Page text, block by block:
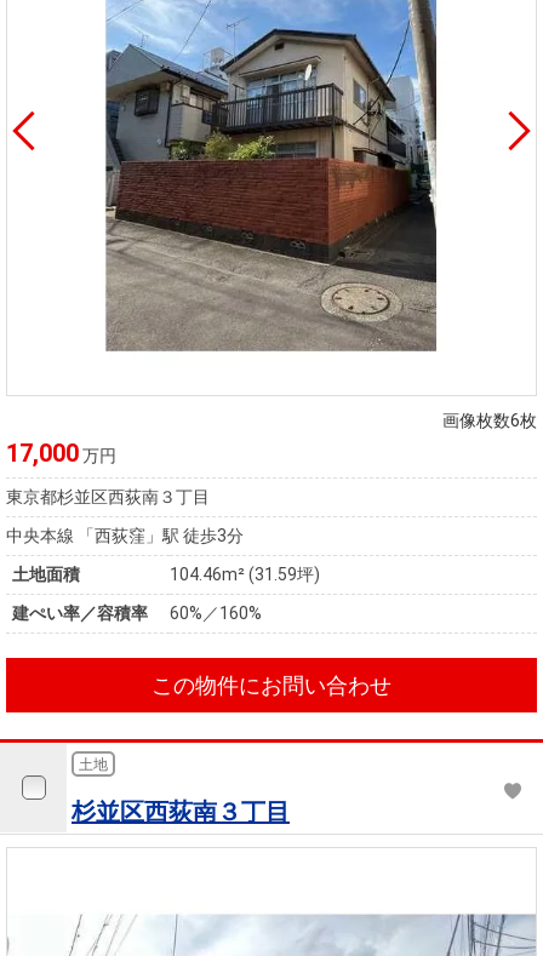
画像枚数6枚
17,000万円
東京都杉並区西荻南３丁目
中央本線 「西荻窪」駅 徒歩3分
土地面積
104.46m² (31.59坪)
建ぺい率／容積率
60%／160%
この物件にお問い合わせ
土地
杉並区西荻南３丁目